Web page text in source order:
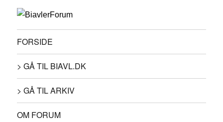
FORSIDE
> GÅ TIL BIAVL.DK
> GÅ TIL ARKIV
OM FORUM